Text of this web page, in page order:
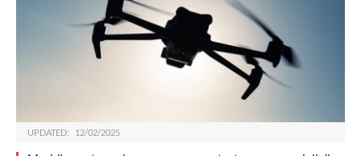
UPDATED: 12/02/2025